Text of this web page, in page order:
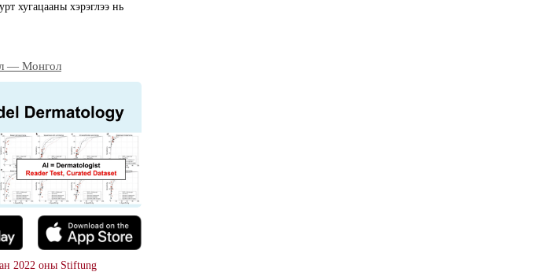
хугацааны хэрэглээ нь
― Монгол
2022 оны Stiftung